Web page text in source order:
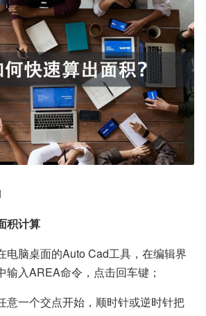
积计算
电脑桌面的Auto Cad工具，在编辑界
输入AREA命令，点击回车键；
意一个交点开始，顺时针或逆时针把